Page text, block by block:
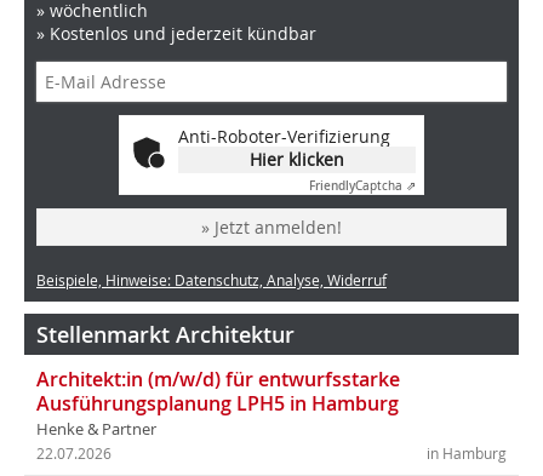
» wöchentlich
» Kostenlos und jederzeit kündbar
Anti-Roboter-Verifizierung
Hier klicken
FriendlyCaptcha ⇗
» Jetzt anmelden!
Beispiele, Hinweise: Datenschutz, Analyse, Widerruf
Stellenmarkt Architektur
Architekt:in (m/w/d) für entwurfsstarke
Ausführungsplanung LPH5 in Hamburg
Henke & Partner
in Hamburg
22.07.2026